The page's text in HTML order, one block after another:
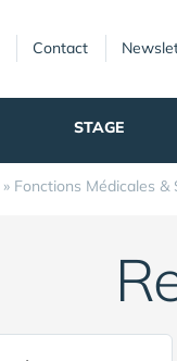
Contact
STAGE
» Fonctions Médicales &